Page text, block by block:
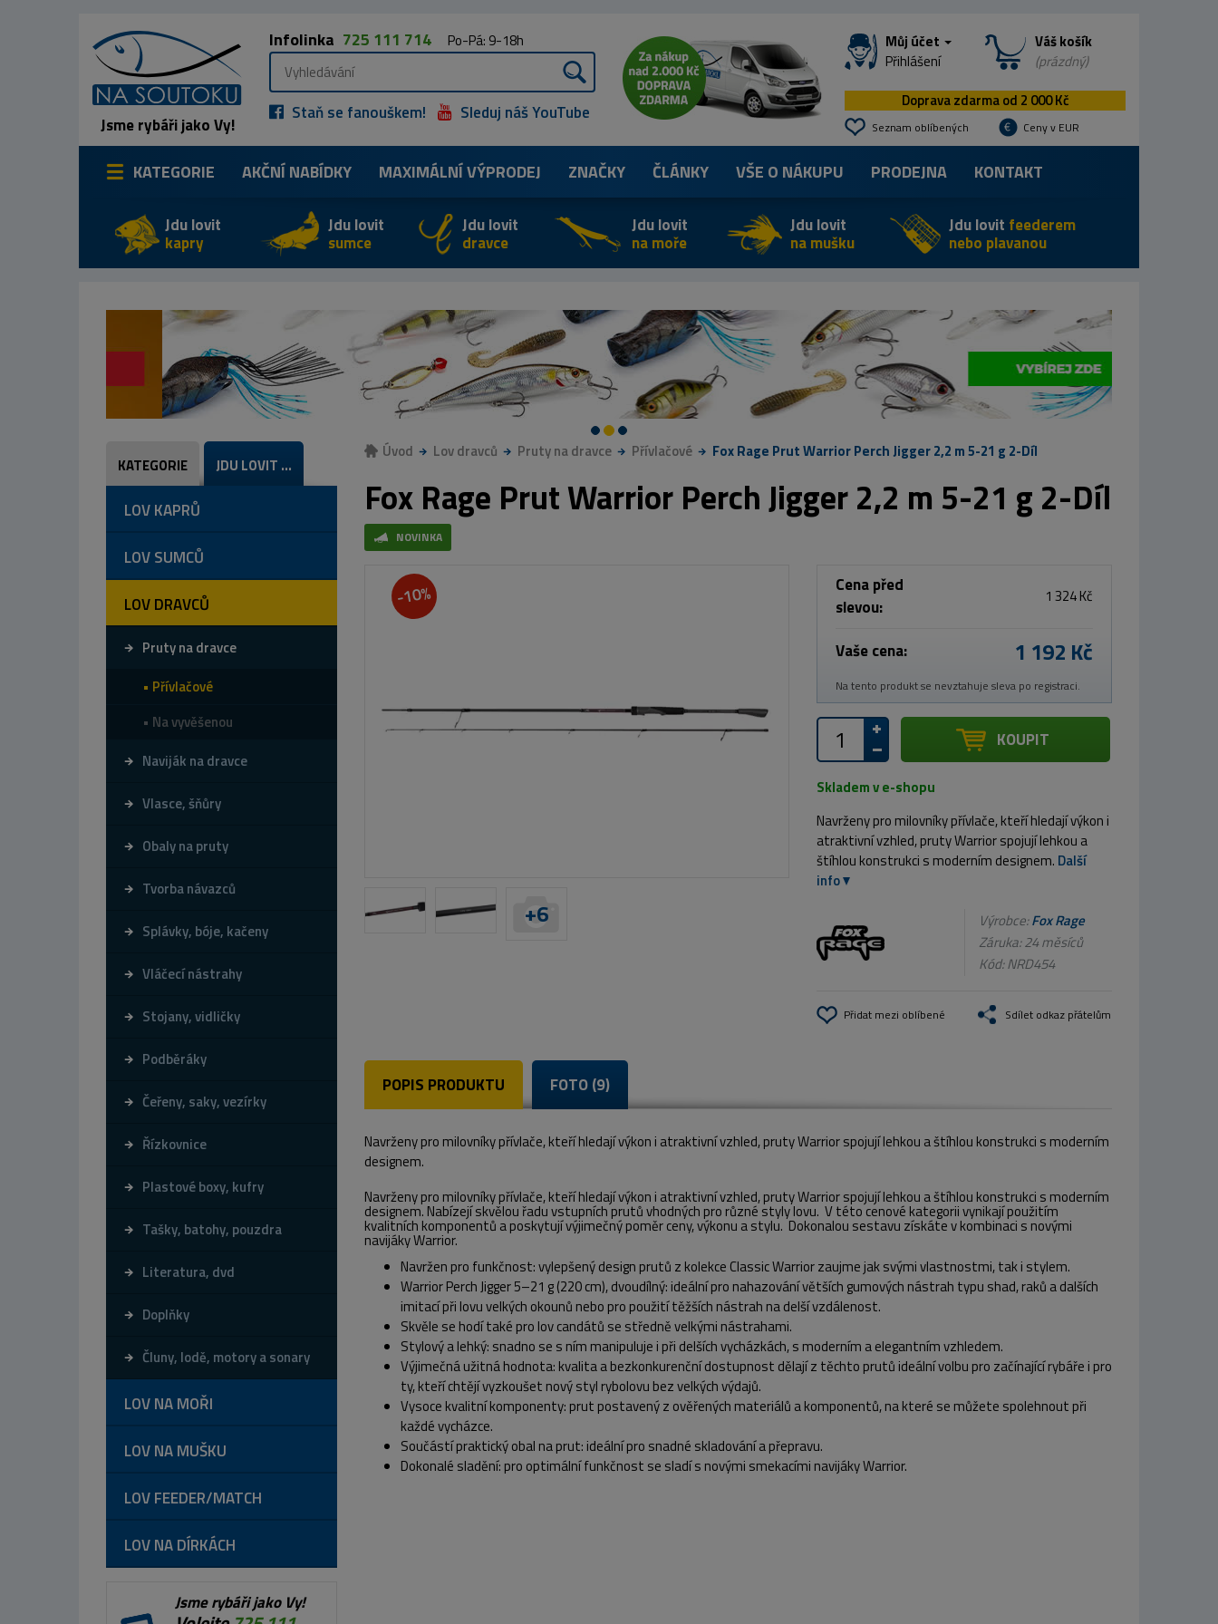
Jsme rybáři jako Vy!
Infolinka 725 111 714 Po-Pá: 9-18h
Staň se fanouškem! Sleduj náš YouTube
Můj účet
Přihlášení
Váš košík
(prázdný)
Doprava zdarma od 2 000 Kč
Seznam oblíbených Ceny v EUR
KATEGORIE AKČNÍ NABÍDKY MAXIMÁLNÍVÝPRODEJ ZNAČKY ČLÁNKY VŠE O NÁKUPU PRODEJNA KONTAKT
Jdu lovit
kapry
Jdu lovit
sumce
Jdu lovit
dravce
Jdu lovit
na moře
Jdu lovit
na mušku
Jdu lovit feederem
nebo plavanou
KATEGORIE JDU LOVIT ...
LOV KAPRŮ
LOV SUMCŮ
LOV DRAVCŮ
Pruty na dravce
Přívlačové
Na vyvěšenou
Naviják na dravce
Vlasce, šňůry
Obaly na pruty
Tvorba návazců
Splávky, bóje, kačeny
Vláčecí nástrahy
Stojany, vidličky
Podběráky
Čeřeny, saky, vezírky
Řízkovnice
Plastové boxy, kufry
Tašky, batohy, pouzdra
Literatura, dvd
Doplňky
Čluny, lodě, motory a sonary
LOV NA MOŘI
LOV NA MUŠKU
LOV FEEDER/MATCH
LOV NA DÍRKÁCH
Jsme rybáři jako Vy!
Úvod Lov dravců Pruty na dravce Přívlačové Fox Rage Prut Warrior Perch Jigger 2,2 m 5-21 g 2-Díl
Fox Rage Prut Warrior Perch Jigger 2,2 m 5-21 g 2-Díl
NOVINKA
-10%
+6
Cena před
slevou:
1 324 Kč
Vaše cena: 1 192 Kč
Na tento produkt se nevztahuje sleva po registraci.
KOUPIT
Skladem v e-shopu
Navrženy pro milovníky přívlače, kteří hledají výkon i
atraktivní vzhled, pruty Warrior spojují lehkou a
štíhlou konstrukci s moderním designem. Další
info
Výrobce:Fox Rage
Záruka: 24 měsíců
Kód:NRD454
Přidat mezi oblíbené Sdílet odkaz přátelům
POPIS PRODUKTU FOTO (9)
Navrženy pro milovníky přívlače, kteří hledají výkon i atraktivní vzhled, pruty Warrior spojují lehkou a štíhlou konstrukci s moderním
designem.
Navrženy pro milovníky přívlače, kteří hledají výkon i atraktivní vzhled, pruty Warrior spojují lehkou a štíhlou konstrukci s moderním
designem. Nabízejí skvělou řadu vstupních prutů vhodných pro různé styly lovu. V této cenové kategorii vynikají použitím
kvalitních komponentů a poskytují výjimečný poměr ceny, výkonu a stylu. Dokonalou sestavu získáte v kombinaci s novými
navijáky Warrior.
Navržen pro funkčnost: vylepšený design prutů z kolekce Classic Warrior zaujme jak svými vlastnostmi, tak i stylem.
Warrior Perch Jigger 5–21 g (220 cm), dvoudílný: ideální pro nahazování větších gumových nástrah typu shad, raků a dalších
imitací při lovu velkých okounů nebo pro použití těžších nástrah na delší vzdálenost.
Skvěle se hodí také pro lov candátů se středně velkými nástrahami.
Stylový a lehký: snadno se s ním manipuluje i při delších vycházkách, s moderním a elegantním vzhledem.
Výjimečná užitná hodnota: kvalita a bezkonkurenční dostupnost dělají z těchto prutů ideální volbu pro začínající rybáře i pro
ty, kteří chtějí vyzkoušet nový styl rybolovu bez velkých výdajů.
Vysoce kvalitní komponenty: prut postavený z ověřených materiálů a komponentů, na které se můžete spolehnout při
každé vycházce.
Součástí praktický obal na prut: ideální pro snadné skladování a přepravu.
Dokonalé sladění: pro optimální funkčnost se sladí s novými smekacími navijáky Warrior.